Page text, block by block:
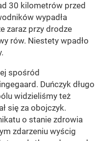
30 kilometrów przed
wypadła
zaraz przy drodze
rów. Niestety wpadło
spośród
Duńczyk długo
widzieliśmy też
się za obojczyk.
o stanie zdrowia
zdarzeniu wyścig